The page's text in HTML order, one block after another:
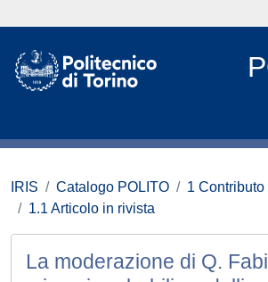
IRIS Catalogo POLITO
1
1.1 Articolo in rivista
La moderazione di Q.